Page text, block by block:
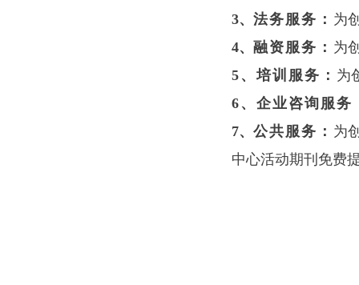
3、 法务服务： 为
4、 融资服务 ： 为
5、培训服务： 为
6、企业咨询服务
7、 公共服务： 为
中心活动期刊免费